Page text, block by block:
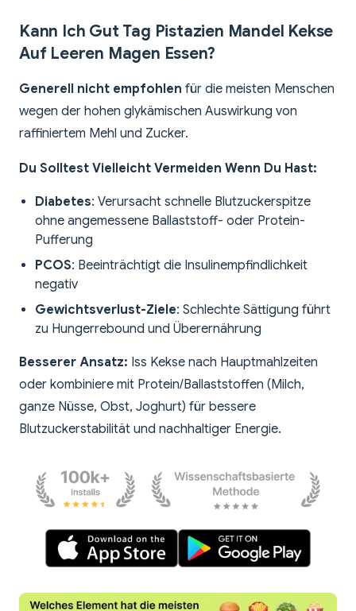
Kann Ich Gut Tag Pistazien Mandel Kekse
Auf Leeren Magen Essen?
Generell nicht empfohlen für die meisten Menschen
wegen der hohen glykämischen Auswirkung von
raffiniertem Mehl und Zucker.
Du Solltest Vielleicht Vermeiden Wenn Du Hast:
Diabetes: Verursacht schnelle Blutzuckerspitze
ohne angemessene Ballaststoff- oder Protein-
Pufferung
PCOS: Beeinträchtigt die Insulinempfindlichkeit
negativ
Gewichtsverlust-Ziele: Schlechte Sättigung führt
zu Hungerrebound und Überernährung
Besserer Ansatz: Iss Kekse nach Hauptmahlzeiten
oder kombiniere mit Protein/Ballaststoffen (Milch,
ganze Nüsse, Obst, Joghurt) für bessere
Blutzuckerstabilität und nachhaltiger Energie.